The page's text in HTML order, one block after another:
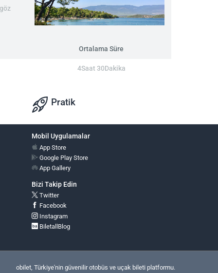
Ortalama Süre
4Saat 30Dakika
Pratik
Mobil Uygulamalar
App Store
Google Play Store
App Gallery
Bizi Takip Edin
Twitter
Facebook
Instagram
BiletallBlog
obilet, Türkiye'nin güvenilir otobüs ve uçak bileti platformu.